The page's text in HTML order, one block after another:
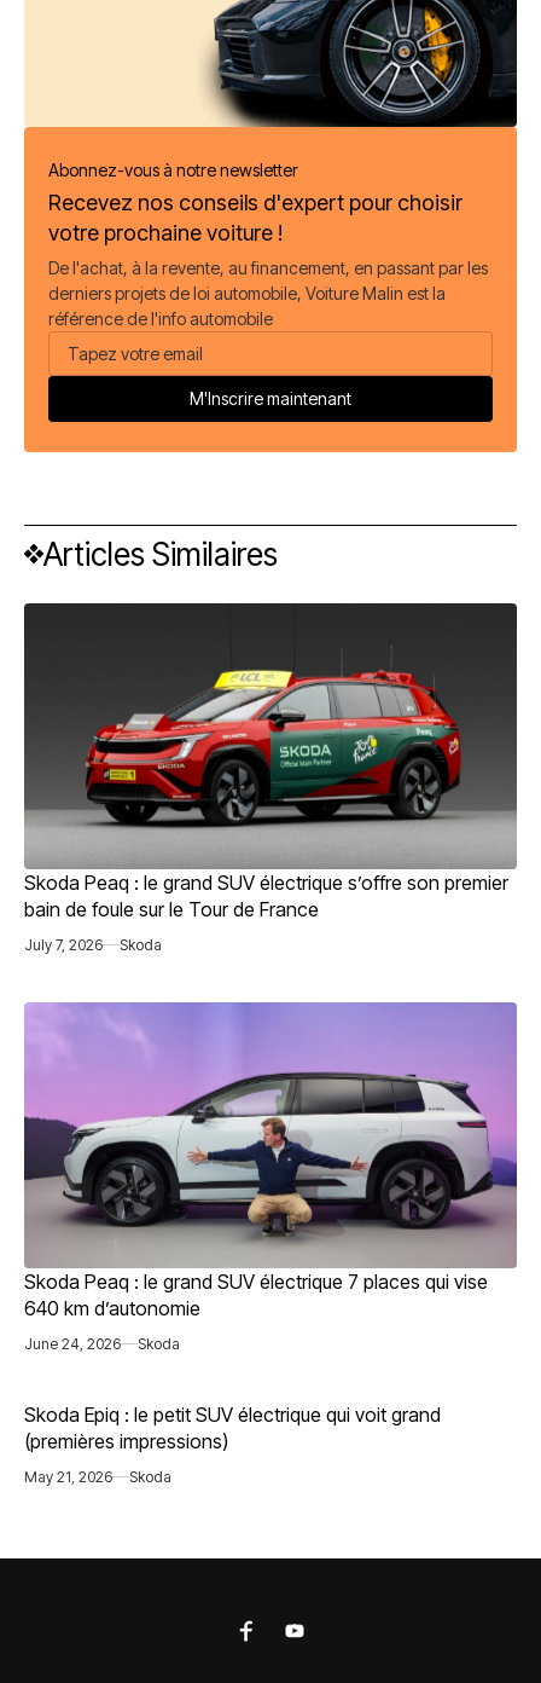
Abonnez-vous à notre newsletter
Recevez nos conseils d'expert pour choisir
votre prochaine voiture !
De l'achat, à la revente, au financement, en passant par les
derniers projets de loi automobile, Voiture Malin est la
référence de l'info automobile
Articles Similaires
Skoda Peaq : le grand SUV électrique s’offre son premier
bain de foule sur le Tour de France
July 7, 2026 Skoda
Skoda Peaq : le grand SUV électrique 7 places qui vise
640 km d’autonomie
June 24, 2026 Skoda
Skoda Epiq : le petit SUV électrique qui voit grand
(premières impressions)
May 21, 2026 Skoda